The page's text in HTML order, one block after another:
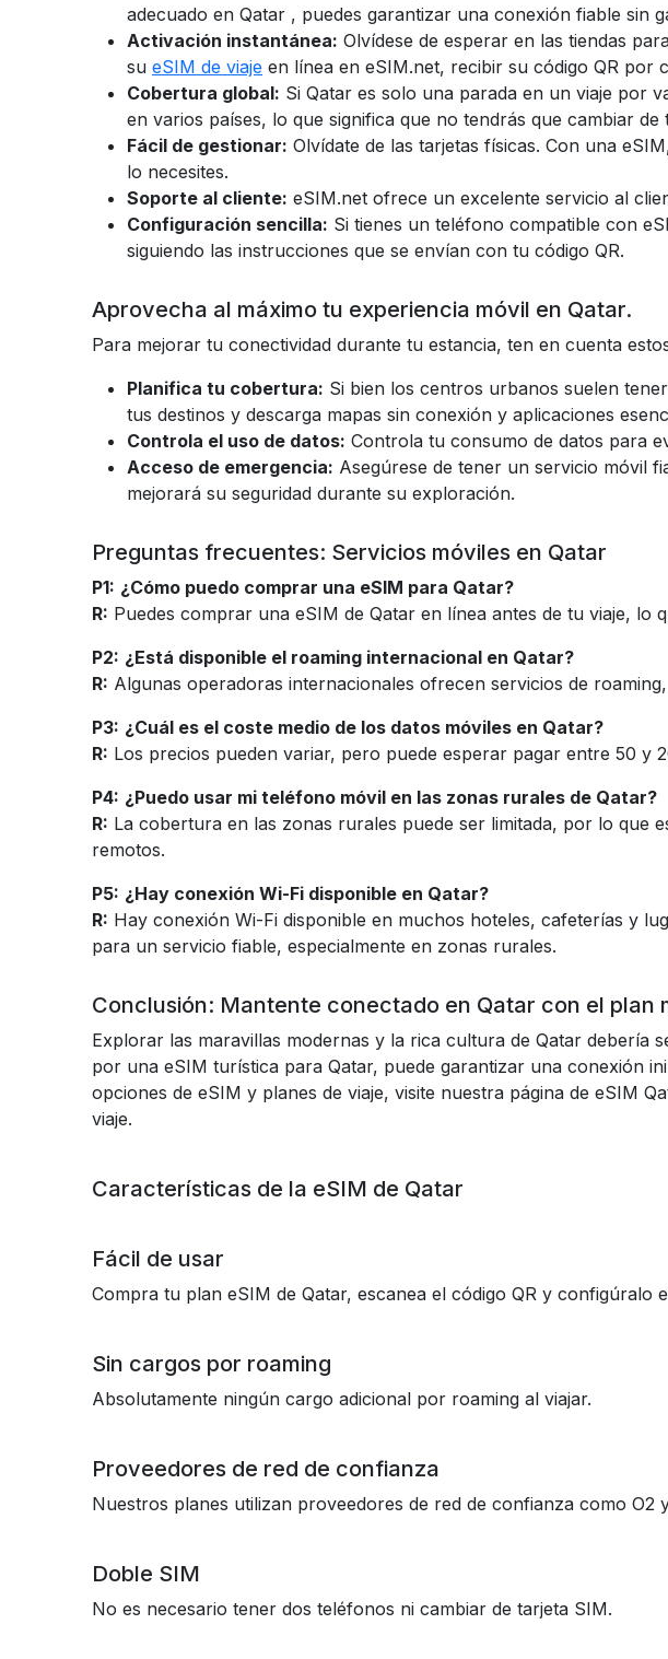
adecuado en Qatar , puedes garantizar una conexión fiable sin
Activación instantánea: Olvídese de esperar en las tiendas
su eSIM de viaje en línea en eSIM.net, recibir su código QR
Cobertura global: Si Qatar es solo una parada en un viaje por
en varios países, lo que significa que no tendrás que cambiar
Fácil de gestionar: Olvídate de las tarjetas físicas. Con una
lo necesites.
Soporte al cliente: eSIM.net ofrece un excelente servicio al
Configuración sencilla: Si tienes un teléfono compatible con
siguiendo las instrucciones que se envían con tu código QR.
Aprovecha al máximo tu experiencia móvil en Qatar.
Para mejorar tu conectividad durante tu estancia, ten en cuenta
Planifica tu cobertura: Si bien los centros urbanos suelen
tus destinos y descarga mapas sin conexión y aplicaciones
Controla el uso de datos: Controla tu consumo de datos para
Acceso de emergencia: Asegúrese de tener un servicio móvil
mejorará su seguridad durante su exploración.
Preguntas frecuentes: Servicios móviles en Qatar
P1: ¿Cómo puedo comprar una eSIM para Qatar?
R: Puedes comprar una eSIM de Qatar en línea antes de tu viaje, lo
P2: ¿Está disponible el roaming internacional en Qatar?
R: Algunas operadoras internacionales ofrecen servicios de
P3: ¿Cuál es el coste medio de los datos móviles en Qatar?
R: Los precios pueden variar, pero puede esperar pagar entre 50 y
P4: ¿Puedo usar mi teléfono móvil en las zonas rurales de Qatar?
R: La cobertura en las zonas rurales puede ser limitada, por lo que
remotos.
P5: ¿Hay conexión Wi-Fi disponible en Qatar?
R: Hay conexión Wi-Fi disponible en muchos hoteles, cafeterías y
para un servicio fiable, especialmente en zonas rurales.
Conclusión: Mantente conectado en Qatar con el plan
Explorar las maravillas modernas y la rica cultura de Qatar
por una eSIM turística para Qatar, puede garantizar una conexión
opciones de eSIM y planes de viaje, visite nuestra página de eSIM
viaje.
Características de la eSIM de Qatar
Fácil de usar
Compra tu plan eSIM de Qatar, escanea el código QR y configúralo
Sin cargos por roaming
Absolutamente ningún cargo adicional por roaming al viajar.
Proveedores de red de confianza
Nuestros planes utilizan proveedores de red de confianza como O2
Doble SIM
No es necesario tener dos teléfonos ni cambiar de tarjeta SIM.